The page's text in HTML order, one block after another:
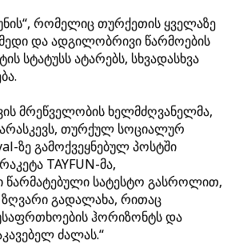
რომელიც თურქეთის ყველაზე
და ადგილობრივი წარმოების
სტატუსს ატარებს, სხვადასხვა
მრეწველობის ხელმძღვანელმა,
თურქულ სოციალურ
ზე გამოქვეყნებულ პოსტში
TAYFUN-მა,
სატესტო გასროლით,
გადალახა, რითაც
ჰორიზონტს და
ძალას.“